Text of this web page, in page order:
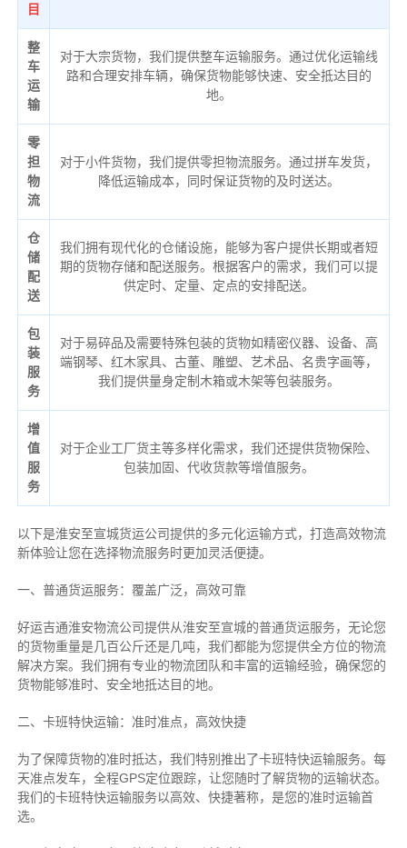
目
整
车
运
输
对于大宗货物，我们提供整车运输服务。通过优化运输线
路和合理安排车辆，确保货物能够快速、安全抵达目的
地。
零
担
物
流
对于小件货物，我们提供零担物流服务。通过拼车发货，
降低运输成本，同时保证货物的及时送达。
仓
储
配
送
我们拥有现代化的仓储设施，能够为客户提供长期或者短
期的货物存储和配送服务。根据客户的需求，我们可以提
供定时、定量、定点的安排配送。
包
装
服
务
对于易碎品及需要特殊包装的货物如精密仪器、设备、高
端钢琴、红木家具、古董、雕塑、艺术品、名贵字画等，
我们提供量身定制木箱或木架等包装服务。
增
值
服
务
对于企业工厂货主等多样化需求，我们还提供货物保险、
包装加固、代收货款等增值服务。
以下是淮安至宣城货运公司提供的多元化运输方式，打造高效物流
新体验让您在选择物流服务时更加灵活便捷。
一、普通货运服务：覆盖广泛，高效可靠
好运吉通淮安物流公司提供从淮安至宣城的普通货运服务，无论您
的货物重量是几百公斤还是几吨，我们都能为您提供全方位的物流
解决方案。我们拥有专业的物流团队和丰富的运输经验，确保您的
货物能够准时、安全地抵达目的地。
二、卡班特快运输：准时准点，高效快捷
为了保障货物的准时抵达，我们特别推出了卡班特快运输服务。每
天准点发车，全程GPS定位跟踪，让您随时了解货物的运输状态。
我们的卡班特快运输服务以高效、快捷著称，是您的准时运输首
选。